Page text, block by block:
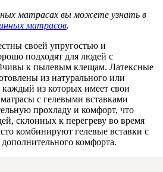
матрасах вы можете узнать в
матрасов.
своей упругостью и
подходят для людей с
к пылевым клещам. Латексные
из натурального или
каждый из которых имеет свои
с гелевыми вставками
прохладу и комфорт, что
склонных к перегреву во время
комбинируют гелевые вставки с
комфорта.